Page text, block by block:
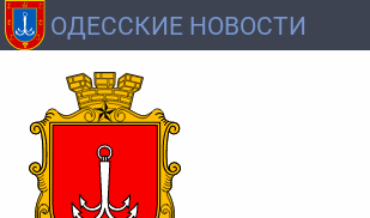
ОДЕССКИЕ НОВОСТИ